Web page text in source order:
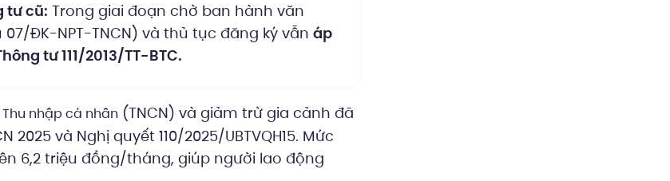
tư cũ: Trong giai đoạn chờ ban hành văn
ĐK-NPT-TNCN) và thủ tục đăng ký vẫn áp
tư 111/2013/TT-BTC.
nhập cá nhân (TNCN) và giảm trừ gia cảnh đã
và Nghị quyết 110/2025/UBTVQH15. Mức
6,2 triệu đồng/tháng, giúp người lao động